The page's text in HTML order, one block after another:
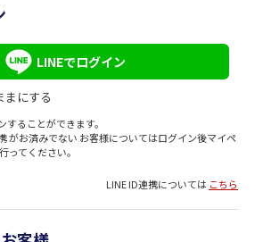
LINEでログイン
まにする
ることができます。
がお済みでない お客様についてはログイン後マイペ
ってください。
LINE ID連携については こちら